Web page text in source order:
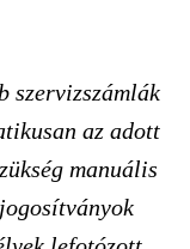
szervizszámlák
az adott
manuális